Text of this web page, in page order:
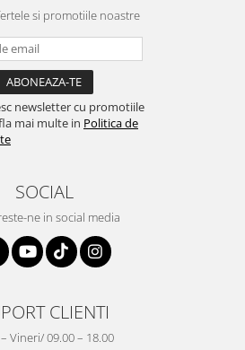
si promotiile noastre
newsletter cu promotiile
mai multe in Politica de
SOCIAL
ne in social media
CLIENTI
Vineri/ 09.00 – 18.00